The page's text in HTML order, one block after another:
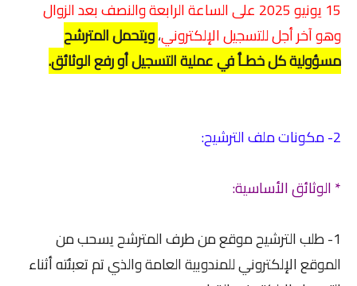
15 يونيو 2025 على الساعة الرابعة والنصف بعد الزوال
وهو آخر أجل للتسجيل الإلكتروني،ويتحمل المترشح
مسؤولية كل خطـأ في عملية التسجيل أو رفع الوثائق.
2- مكونات ملف الترشيح:
* الوثائق الأساسية:
1- طلب الترشيح موقع من طرف المترشح يسحب من
الموقع الإلكتروني للمندوبية العامة والذي تم تعبئته أثناء